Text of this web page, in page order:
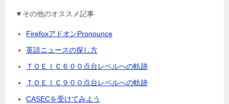
▼その他のオススメ記事
FirefoxアドオンPronounce
英語ニュースの探し方
ＴＯＥＩＣ６００点台レベルへの軌跡
ＴＯＥＩＣ９００点台レベルへの軌跡
CASECを受けてみよう